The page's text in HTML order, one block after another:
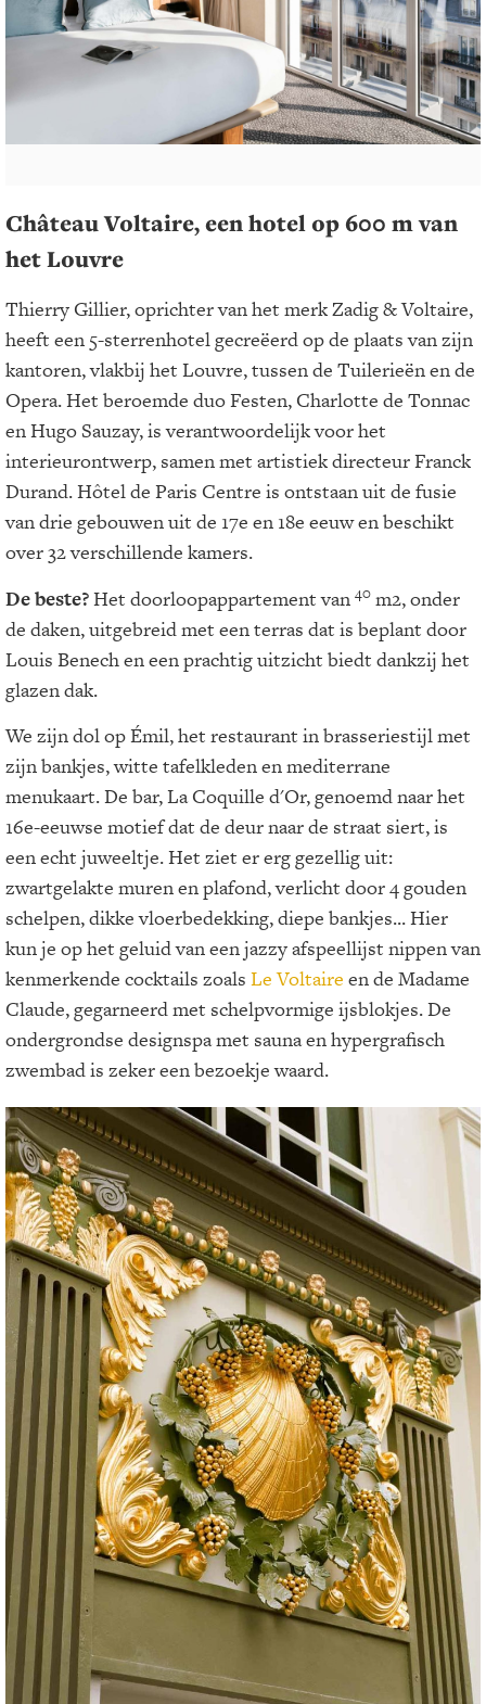
Château Voltaire, een hotel op 600 m van
het Louvre
Thierry Gillier, oprichter van het merk Zadig & Voltaire,
heeft een 5-sterrenhotel gecreëerd op de plaats van zijn
kantoren, vlakbij het Louvre, tussen de Tuilerieën en de
Opera. Het beroemde duo Festen, Charlotte de Tonnac
en Hugo Sauzay, is verantwoordelijk voor het
interieurontwerp, samen met artistiek directeur Franck
Durand. Hôtel de Paris Centre is ontstaan uit de fusie
van drie gebouwen uit de 17e en 18e eeuw en beschikt
over 32 verschillende kamers.
De beste?Het doorloopappartement van 40 m2, onder
de daken, uitgebreid met een terras dat is beplant door
Louis Benech en een prachtig uitzicht biedt dankzij het
glazen dak.
We zijn dol op Émil, het restaurant in brasseriestijl met
zijn bankjes, witte tafelkleden en mediterrane
menukaart. De bar, La Coquille d'Or, genoemd naar het
16e-eeuwse motief dat de deur naar de straat siert, is
een echt juweeltje. Het ziet er erg gezellig uit:
zwartgelakte muren en plafond, verlicht door 4 gouden
schelpen, dikke vloerbedekking, diepe bankjes... Hier
kun je op het geluid van een jazzy afspeellijst nippen van
kenmerkende cocktails zoals Le Voltaire en de Madame
Claude, gegarneerd met schelpvormige ijsblokjes. De
ondergrondse designspa met sauna en hypergrafisch
zwembad is zeker een bezoekje waard.